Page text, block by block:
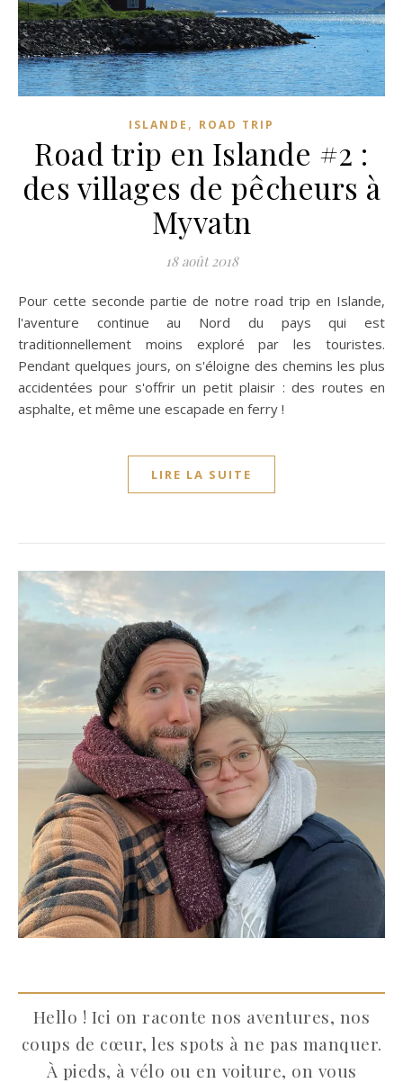
ISLANDE , ROAD TRIP
Road trip en Islande #2 :
des villages de pêcheurs à
Myvatn
18 août 2018
Pour cette seconde partie de notre road trip en Islande,
l'aventure continue au Nord du pays qui est
traditionnellement moins exploré par les touristes.
Pendant quelques jours, on s'éloigne des chemins les plus
accidentées pour s'offrir un petit plaisir : des routes en
asphalte, et même une escapade en ferry !
LIRE LA SUITE
Hello ! Ici on raconte nos aventures, nos
coups de cœur, les spots à ne pas manquer.
À pieds, à vélo ou en voiture, on vous